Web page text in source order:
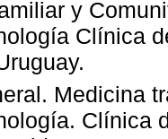
y
Clínica
Medicina
Clínica